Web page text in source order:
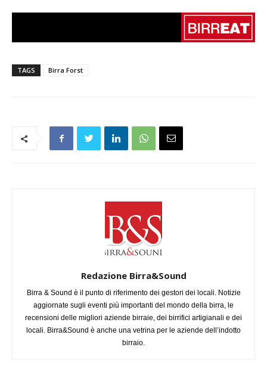
TAGS Birra Forst
Redazione Birra&Sound
Birra & Sound è il punto di riferimento dei gestori dei locali. Notizie
aggiornate sugli eventi più importanti del mondo della birra, le
recensioni delle migliori aziende birraie, dei birrifici artigianali e dei
locali. Birra&Sound è anche una vetrina per le aziende dell’indotto
birraio.